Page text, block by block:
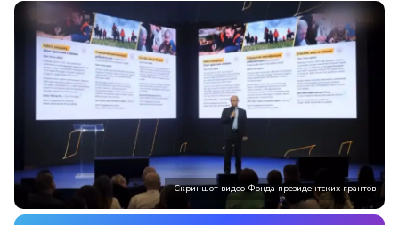
Скриншот видео Фонда президентских грантов